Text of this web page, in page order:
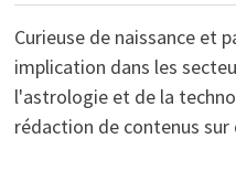
Curieuse de naissance et
implication dans les
l'astrologie et de la
rédaction de contenus